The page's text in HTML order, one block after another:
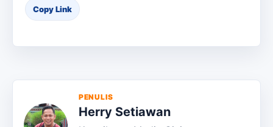
Copy Link
PENULIS
Herry Setiawan